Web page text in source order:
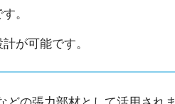
。
が可能です。